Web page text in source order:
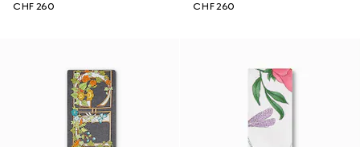
CHF 260
CHF 260